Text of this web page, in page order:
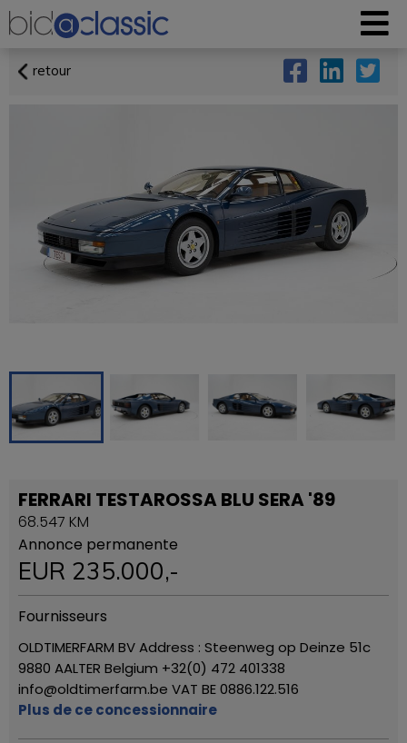
retour
FERRARI TESTAROSSA BLU SERA '89
68.547 KM
Annonce permanente
EUR 235.000,-
Fournisseurs
OLDTIMERFARM BV Address : Steenweg op Deinze 51c
9880 AALTER Belgium +32(0) 472 401338
info@oldtimerfarm.be VAT BE 0886.122.516
Plus de ce concessionnaire